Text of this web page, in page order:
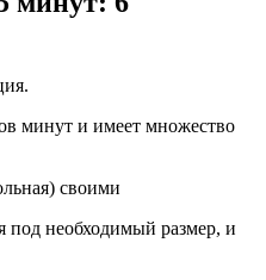
минут и имеет множество
под необходимый размер, и